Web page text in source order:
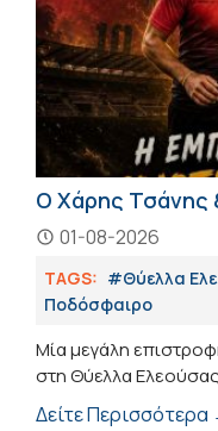
Ο Χάρης Τσάνης
01-08-2026
TAGS: #Θύελλα
Ποδόσφαιρο
Μία μεγάλη
στη Θύελλα
Δείτε Περισσότερα